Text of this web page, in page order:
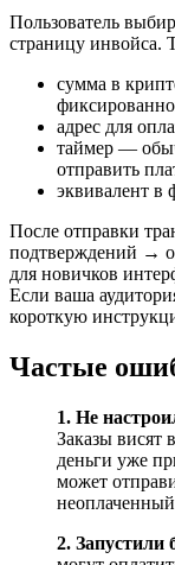
Пользователь
страницу инвойса.
сумма в
адрес для
таймер —
отправить
эквивалент в
После отправки
подтверждений →
для новичков
Если ваша
короткую
Частые
1. Не
Заказы висят
деньги уже
может
неоплаченный
2. Запустили